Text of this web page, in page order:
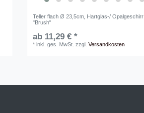
Teller flach Ø 23,5cm, Hartglas-/ Opalgeschirr
"Brush"
ab 11,29 € *
*inkl. ges. MwSt. zzgl.Versandkosten